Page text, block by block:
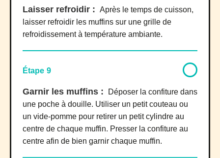
Laisser refroidir : Après le temps de cuisson,
laisser refroidir les muffins sur une grille de
refroidissement à température ambiante.
Étape 9
Garnir les muffins :
Déposer la confiture dans
une poche à douille. Utiliser un petit couteau ou
un vide-pomme pour retirer un petit cylindre au
centre de chaque muffin. Presser la confiture au
centre afin de bien garnir chaque muffin.